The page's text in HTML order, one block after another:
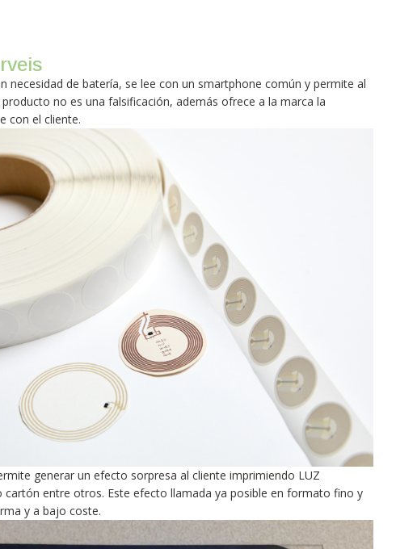
necesidad de batería, se lee con un smartphone común y permite al
no es una falsificación, además ofrece a la marca la
con el cliente.
generar un efecto sorpresa al cliente imprimiendo LUZ
cartón entre otros. Este efecto llamada ya posible en formato fino y
y a bajo coste.